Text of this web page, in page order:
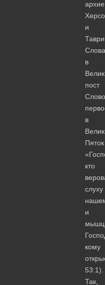
и
Слова
в
пост
Слово
в
Пяток
кто
слуху
и
кому
53:1).
Так,